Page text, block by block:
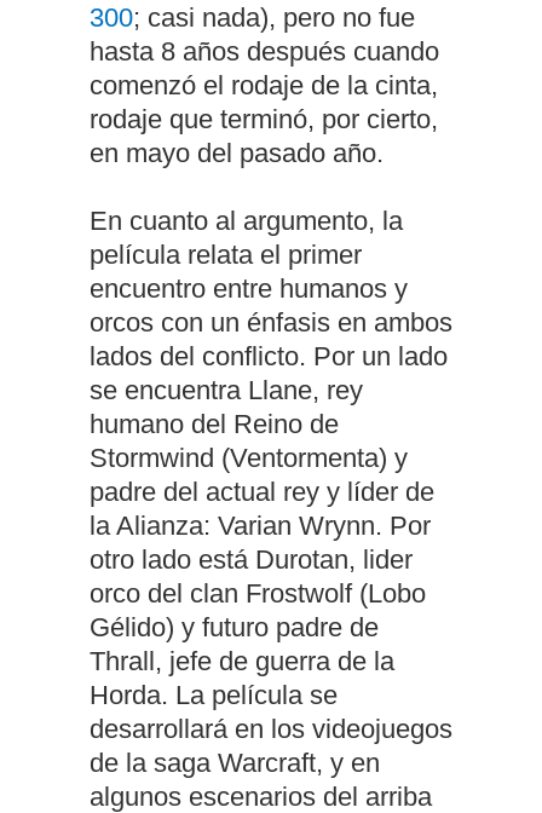
300; casi nada), pero no fue
hasta 8 años después cuando
comenzó el rodaje de la cinta,
rodaje que terminó, por cierto,
en mayo del pasado año.
En cuanto al argumento, la
película relata el primer
encuentro entre humanos y
orcos con un énfasis en ambos
lados del conflicto. Por un lado
se encuentra Llane, rey
humano del Reino de
Stormwind (Ventormenta) y
padre del actual rey y líder de
la Alianza: Varian Wrynn. Por
otro lado está Durotan, lider
orco del clan Frostwolf (Lobo
Gélido) y futuro padre de
Thrall, jefe de guerra de la
Horda. La película se
desarrollará en los videojuegos
de la saga Warcraft, y en
algunos escenarios del arriba